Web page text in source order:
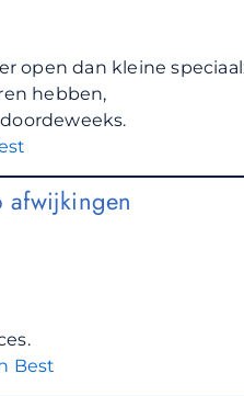
open dan kleine
hebben,
afwijkingen
Best